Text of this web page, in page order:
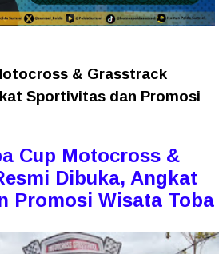
& Grasstrack
Sportivitas dan Promosi
Cup Motocross &
Dibuka, Angkat
Promosi Wisata Toba